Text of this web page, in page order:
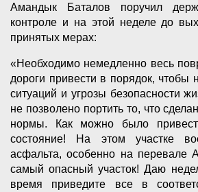
Амандык Баталов поручил
контроле и на этой неделе до
принятых мерах:
«Необходимо немедленно весь
дороги привести в порядок,
ситуаций и угрозы безопасности
не позволено портить то, что
нормы. Как можно было
состояние! На этом участке
асфальта, особенно на перевале
самый опасный участок! Даю
время приведите все в